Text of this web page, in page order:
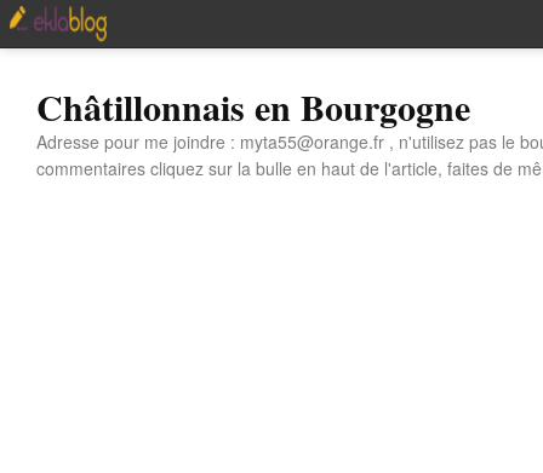
Châtillonnais en Bourgogne
Adresse pour me joindre : myta55@orange.fr , n'utilisez pas le
commentaires cliquez sur la bulle en haut de l'article, faites de